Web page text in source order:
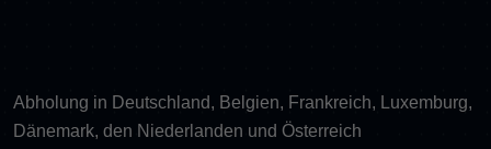
Abholung in Deutschland, Belgien, Frankreich, Luxemburg,
Dänemark, den Niederlanden und Österreich